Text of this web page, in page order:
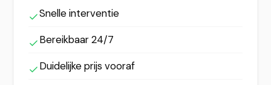
Snelle interventie
Bereikbaar 24/7
Duidelijke prijs vooraf